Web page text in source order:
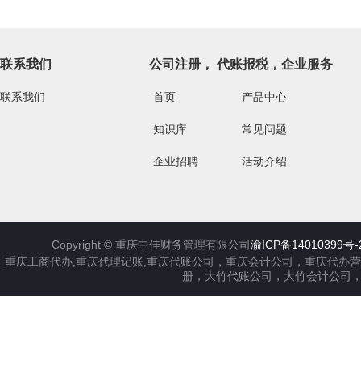
联系我们
联系我们
公司注册， 代账报税，企业服务
首页 产品中心
知识库 常见问题
企业招聘 活动介绍
Copyright © 重庆中佳财务管理有限公司渝ICP备14010399号-
重庆工商代办,重庆代理记账,重庆代账公司，重庆会计公司，重庆代办
册，大竹代账公司，大竹会计公司